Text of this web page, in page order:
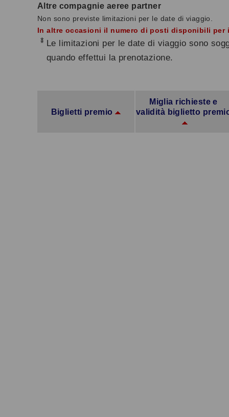
Altre compagnie aeree partner
Non sono previste limitazioni per le date di viaggio.
In altre occasioni il numero di posti disponibili
* Le limitazioni per le date di viaggio sono
quando effettui la prenotazione.
Biglietti premio
Miglia richieste e
validità biglietto